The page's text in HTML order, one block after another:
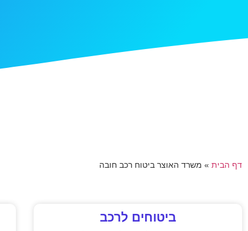
דף הבית » משרד האוצר ביטוח רכב חובה
ביטוחים לרכב